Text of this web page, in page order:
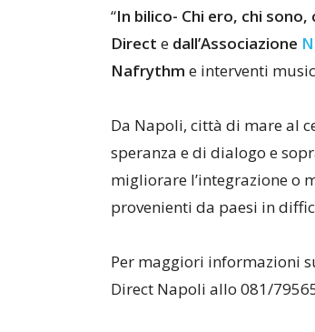
“In bilico- Chi ero, chi sono,
Direct e dall’Associazione
Nafrythm e interventi
Da Napoli, città di mare al
speranza e di dialogo e
migliorare l’integrazione o
provenienti da paesi in
Per maggiori informazioni
Direct Napoli allo 081/